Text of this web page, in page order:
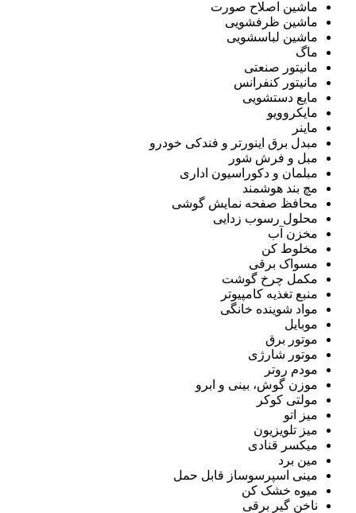
ماشین اصلاح صورت
ماشین ظرفشویی
ماشین لباسشویی
ماگ
مانیتور صنعتی
مانیتور کنفرانس
مایع دستشویی
مایکروویو
ماینر
مبدل برق اینورتر و فندکی خودرو
مبل و فرش شور
مبلمان و دکوراسیون اداری
مچ بند هوشمند
محافظ صفحه نمایش گوشی
محلول رسوب زدایی
مخزن آب
مخلوط کن
مسواک برقی
مکمل چرخ گوشت
منبع تغذیه کامپیوتر
مواد شوینده خانگی
موبایل
موتور برق
موتور شارژی
مودم روتر
موزن گوش، بینی و ابرو
مولتی کوکر
میز اتو
میز تلویزیون
میکسر قنادی
مین برد
مینی اسپرسوساز قابل حمل
میوه خشک کن
ناخن گیر برقی